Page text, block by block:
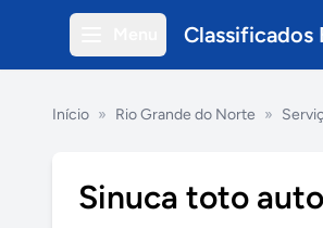
Classificados
Início » Rio Grande do Norte »
Sinuca toto